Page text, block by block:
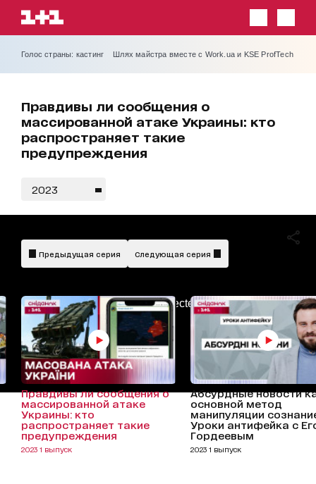
Голос страны: кастинг Шлях майстра вместе с Work.ua и KSE ProfTech
Правдивы ли сообщения о
массированной атаке Украины: кто
распространяет такие
предупреждения
2023
AdBlockDetected!
Предыдущая серия Следующая серия
Правдивы ли сообщения о
массированной атаке
Украины: кто
распространяет такие
предупреждения
2023 1 выпуск
Абсурдные новости
основной метод
манипуляции
Уроки антифейка с
Гордеевым
2023 1 выпуск